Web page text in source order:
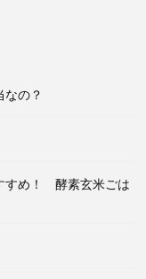
の？
すめ！ 酵素玄米ごは